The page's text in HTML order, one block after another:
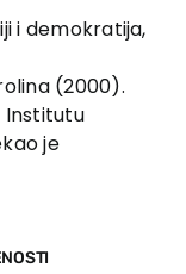
i demokratija,
(2000).
Institutu
je